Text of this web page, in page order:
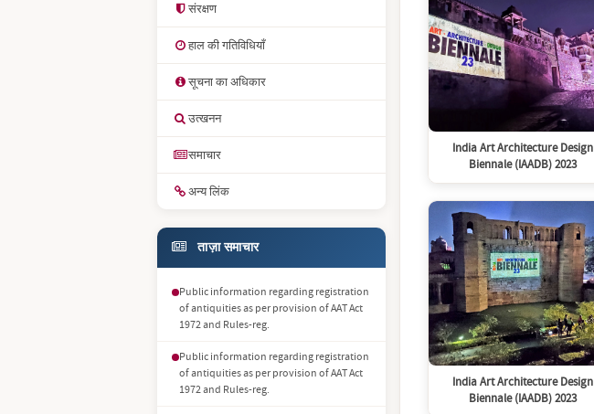
संरक्षण
हाल की गतिविधियाँ
सूचना का अधिकार
उत्खनन
समाचार
अन्य लिंक
ताज़ा समाचार
Public information regarding registration
of antiquities as per provision of AAT Act
1972 and Rules-reg.
Public information regarding registration
of antiquities as per provision of AAT Act
1972 and Rules-reg.
India Art Architecture Design
Biennale (IAADB) 2023
India Art Architecture Design
Biennale (IAADB) 2023